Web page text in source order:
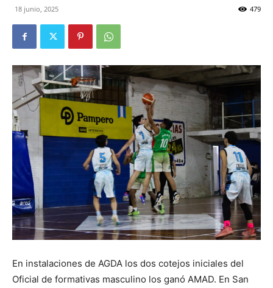
18 junio, 2025 479
En instalaciones de AGDA los dos cotejos iniciales del
Oficial de formativas masculino los ganó AMAD. En San